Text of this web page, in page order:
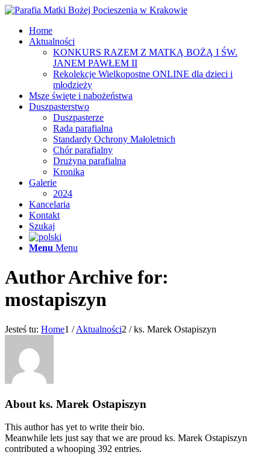
Home
Aktualności
KONKURS RAZEM Z MATKĄ BOŻĄ I ŚW.
JANEM PAWŁEM II
Rekolekcje Wielkopostne ONLINE dla dzieci i
młodzieży
Msze święte i nabożeństwa
Duszpasterstwo
Duszpasterze
Rada parafialna
Standardy Ochrony Małoletnich
Chór parafialny
Drużyna parafialna
Kronika
Galerie
2024
Kancelaria
Kontakt
Szukaj
Menu Menu
Author Archive for:
mostapiszyn
Jesteś tu: Home1 / Aktualności2 / ks. Marek Ostapiszyn
About ks. Marek Ostapiszyn
This author has yet to write their bio.
Meanwhile lets just say that we are proud ks. Marek Ostapiszyn
contributed a whooping 392 entries.